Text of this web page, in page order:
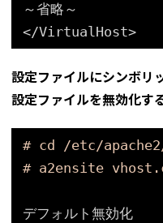
～省略～
</VirtualHost>
設定ファイルにシンボリ
設定ファイルを無効化す
# cd /etc/
# a2ensite
デフォルト無効化